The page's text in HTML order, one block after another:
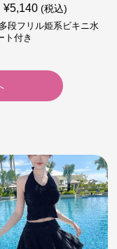
¥5,140 (税込)
段フリル姫系ビキニ水
ト付き